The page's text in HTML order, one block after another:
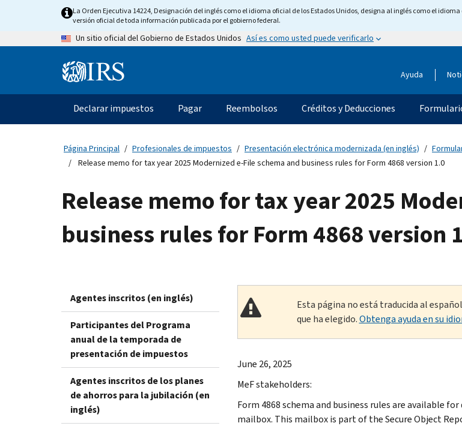
content
La Orden Ejecutiva 14224, Designación del inglés como el idioma oficial de los Estados Unidos, designa al inglés como el
versión oficial de toda información publicada por el gobierno federal.
Un sitio oficial del Gobierno de Estados Unidos Así es como usted puede verificarlo
Information Ayuda
Navegación
principal
Declarar impuestos Pagar Reembolsos Créditos y Deducciones
Página Principal Profesionales de impuestos Presentación electrónica modernizada (en inglés)
Release memo for tax year 2025 Modernized e-File schema and business rules for Form 4868 version 1.0
Release memo for tax year 2025
business rules for Form 4868 version
Agentes inscritos (en inglés)
Participantes del Programa
anual de la temporada de
presentación de impuestos
Agentes inscritos de los planes
de ahorros para la jubilación (en
inglés)
Esta página no está traducida al
que ha elegido.Obtenga ayuda en su
June 26, 2025
MeF stakeholders:
Form 4868 schema and business rules are available
mailbox. This mailbox is part of the Secure Object